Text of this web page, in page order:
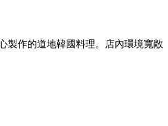
製作的道地韓國料理。店內環境寬敞